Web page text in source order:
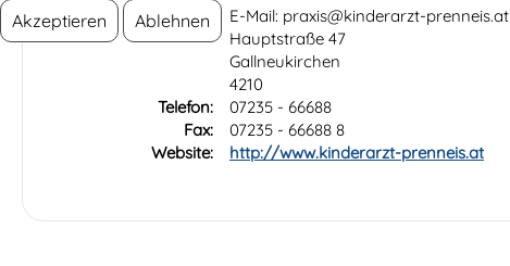
Adresse:
E-Mail: praxis@kinderarzt-prenneis.at
Hauptstraße 47
Gallneukirchen
4210
Telefon:
07235 - 66688
Fax:
07235 - 66688 8
Website:
http://www.kinderarzt-prenneis.at
Akzeptieren Ablehnen